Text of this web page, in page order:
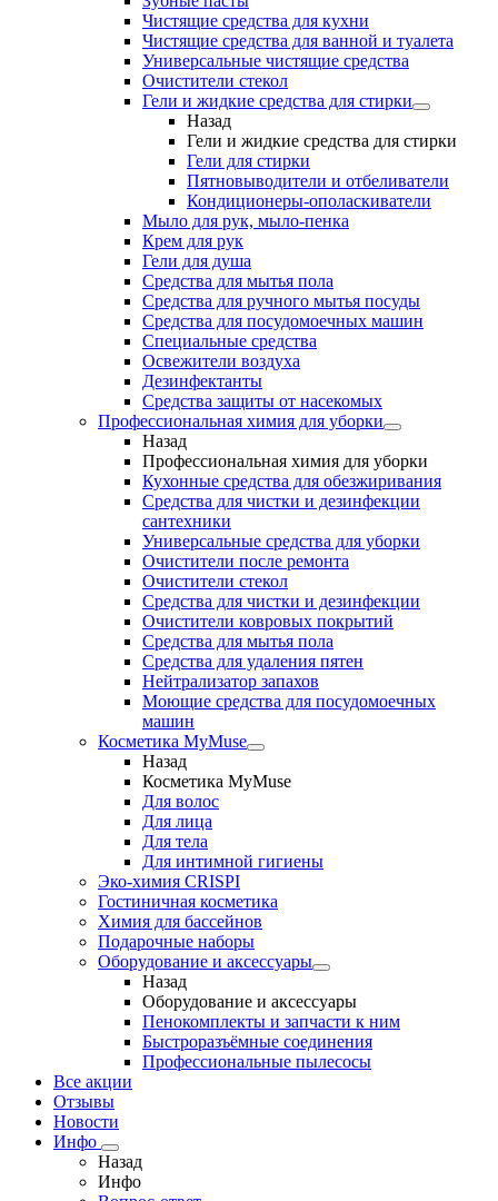
Чистящие средства для кухни
Чистящие средства для ванной и туалета
Универсальные чистящие средства
Очистители стекол
Гели и жидкие средства для стирки
Назад
Гели и жидкие средства для стирки
Гели для стирки
Пятновыводители и отбеливатели
Кондиционеры-ополаскиватели
Мыло для рук, мыло-пенка
Крем для рук
Гели для душа
Средства для мытья пола
Средства для ручного мытья посуды
Средства для посудомоечных машин
Специальные средства
Освежители воздуха
Дезинфектанты
Средства защиты от насекомых
Профессиональная химия для уборки
Назад
Профессиональная химия для уборки
Кухонные средства для обезжиривания
Средства для чистки и дезинфекции
сантехники
Универсальные средства для уборки
Очистители после ремонта
Очистители стекол
Средства для чистки и дезинфекции
Очистители ковровых покрытий
Средства для мытья пола
Средства для удаления пятен
Нейтрализатор запахов
Моющие средства для посудомоечных
машин
Косметика MyMuse
Назад
Косметика MyMuse
Для волос
Для лица
Для тела
Для интимной гигиены
Эко-химия CRISPI
Гостиничная косметика
Химия для бассейнов
Подарочные наборы
Оборудование и аксессуары
Назад
Оборудование и аксессуары
Пенокомплекты и запчасти к ним
Быстроразъёмные соединения
Профессиональные пылесосы
Все акции
Отзывы
Новости
Инфо
Назад
Инфо